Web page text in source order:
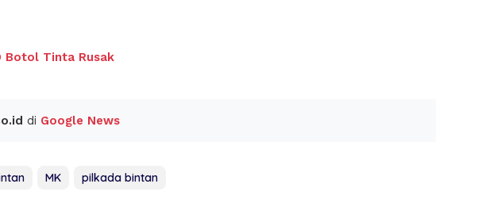
Botol Tinta Rusak
di Google News
MK pilkada bintan